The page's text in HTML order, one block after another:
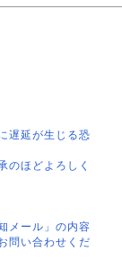
遅延が生じる恐
のほどよろしく
メール」の内容
問い合わせくだ